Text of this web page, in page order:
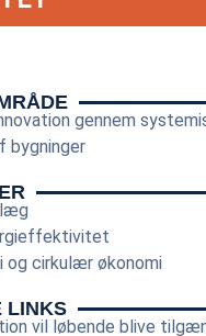
gennem
bygninger
og cirkulær økonomi
LINKS
vil løbende blive